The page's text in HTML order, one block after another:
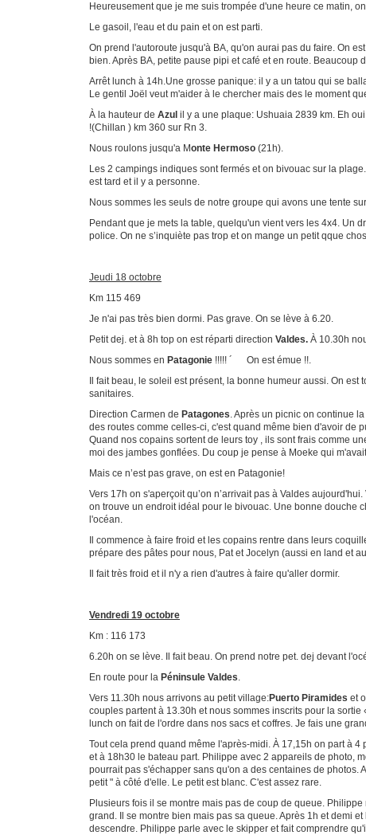
Heureusement que je me suis trompée d'une heure ce matin,
Le gasoil, l'eau et du pain et on est parti.
On prend l'autoroute jusqu'à BA, qu'on aurai pas du faire. On
bien. Après BA, petite pause pipi et café et en route.
Arrêt lunch à 14h.Une grosse panique: il y a un tatou qui se
Le gentil Joël veut m'aider à le chercher mais des le moment
À la hauteur de Azul il y a une plaque: Ushuaia 2839 km. Eh
!(Chillan ) km 360 sur Rn 3.
Nous roulons jusqu'a Monte Hermoso (21h).
Les 2 campings indiques sont fermés et on bivouac sur la
est tard et il y a personne.
Nous sommes les seuls de notre groupe qui avons une tente
Pendant que je mets la table, quelqu'un vient vers les 4x4. Un
police. On ne s’inquiète pas trop et on mange un petit qque
Jeudi 18 octobre
Km 115 469
Je n'ai pas très bien dormi. Pas grave. On se lève à 6.20.
Petit dej. et à 8h top on est réparti direction Valdes. À 10.30h
Nous sommes en Patagonie !!!!! ´ On est émue !!.
Il fait beau, le soleil est présent, la bonne humeur aussi. On
sanitaires.
Direction Carmen de Patagones. Après un picnic on continue
des routes comme celles-ci, c'est quand même bien d'avoir de
Quand nos copains sortent de leurs toy , ils sont frais comme
moi des jambes gonflées. Du coup je pense à Moeke qui
Mais ce n’est pas grave, on est en Patagonie!
Vers 17h on s'aperçoit qu’on n’arrivait pas à Valdes
on trouve un endroit idéal pour le bivouac. Une bonne douche
l'océan.
Il commence à faire froid et les copains rentre dans leurs
prépare des pâtes pour nous, Pat et Jocelyn (aussi en land et
Il fait très froid et il n'y a rien d'autres à faire qu'aller dormir.
Vendredi 19 octobre
Km : 116 173
6.20h on se lève. Il fait beau. On prend notre pet. dej devant
En route pour la Péninsule Valdes.
Vers 11.30h nous arrivons au petit village:Puerto Piramides et
couples partent à 13.30h et nous sommes inscrits pour la
lunch on fait de l'ordre dans nos sacs et coffres. Je fais une
Tout cela prend quand même l'après-midi. À 17,15h on part à
et à 18h30 le bateau part. Philippe avec 2 appareils de photo,
pourrait pas s'échapper sans qu'on a des centaines de
petit " à côté d'elle. Le petit est blanc. C'est assez rare.
Plusieurs fois il se montre mais pas de coup de queue.
grand. Il se montre bien mais pas sa queue. Après 1h et demi
descendre. Philippe parle avec le skipper et fait comprendre